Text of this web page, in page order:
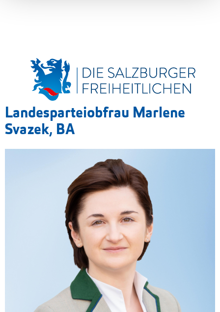
Landesparteiobfrau Marlene
Svazek, BA